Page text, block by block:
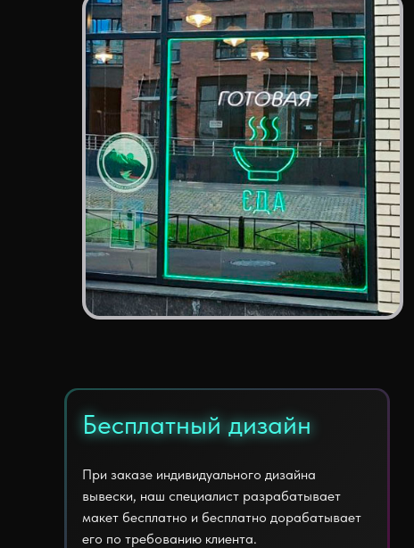
При заказе индивидуального дизайна
вывески, наш специалист разрабатывает
макет бесплатно и бесплатно дорабатывает
его по требованию клиента.
Бесплатный дизайн
Бесплатный дизайн